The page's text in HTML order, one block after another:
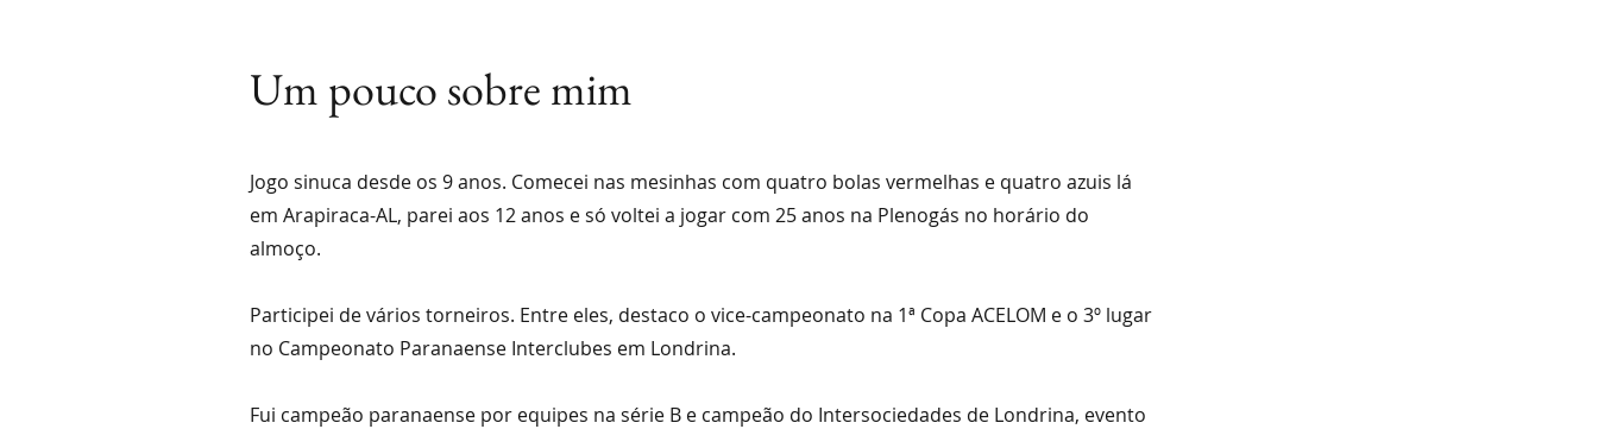
Um pouco sobre mim
Jogo sinuca desde os 9 anos. Comecei nas mesinhas com quatro bolas vermelhas e quatro azuis lá
em Arapiraca-AL, parei aos 12 anos e só voltei a jogar com 25 anos na Plenogás no horário do
almoço.
Participei de vários torneiros. Entre eles, destaco o vice-campeonato na 1ª Copa ACELOM e o 3º lugar
no Campeonato Paranaense Interclubes em Londrina.
Fui campeão paranaense por equipes na série B e campeão do Intersociedades de Londrina, evento